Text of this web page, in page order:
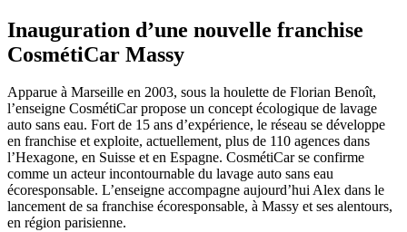
Inauguration d’une nouvelle franchise
CosmétiCar Massy
Apparue à Marseille en 2003, sous la houlette de Florian Benoît,
l’enseigne CosmétiCar propose un concept écologique de lavage
auto sans eau. Fort de 15 ans d’expérience, le réseau se développe
en franchise et exploite, actuellement, plus de 110 agences dans
l’Hexagone, en Suisse et en Espagne. CosmétiCar se confirme
comme un acteur incontournable du lavage auto sans eau
écoresponsable. L’enseigne accompagne aujourd’hui Alex dans le
lancement de sa franchise écoresponsable, à Massy et ses alentours,
en région parisienne.